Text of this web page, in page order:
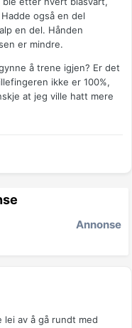
også en del
en del. Hånden
er mindre.
å trene igjen? Er det
ikke er 100%,
at jeg ville hatt mere
Annonse
lei av å gå rundt med